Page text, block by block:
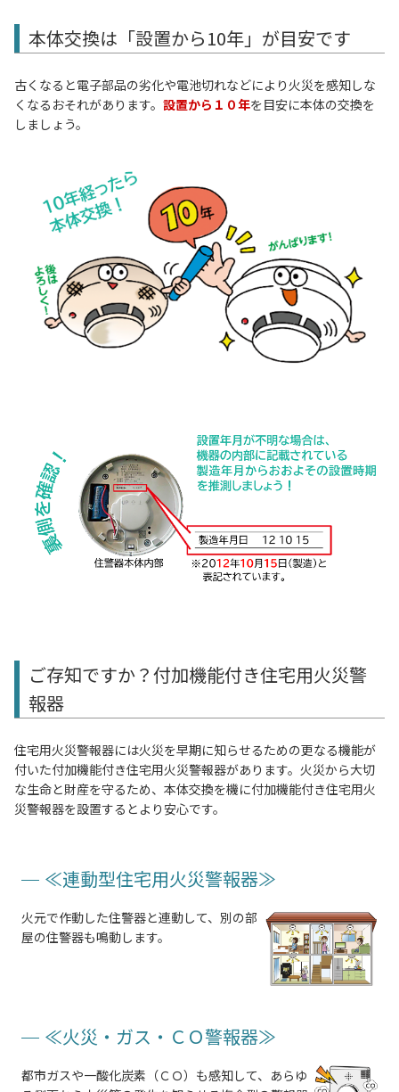
本体交換は「設置から10年」が目安です
古くなると電子部品の劣化や電池切れなどにより火災を感知しな
くなるおそれがあります。 設置から１０年を目安に本体の交換を
しましょう。
ご存知ですか？付加機能付き住宅用火災警
報器
住宅用火災警報器には火災を早期に知らせるための更なる機能が
付いた付加機能付き住宅用火災警報器があります。火災から大切
な生命と財産を守るため、本体交換を機に付加機能付き住宅用火
災警報器を設置するとより安心です。
≪連動型住宅用火災警報器≫
火元で作動した住警器と連動して、別の部
屋の住警器も鳴動します。
≪火災・ガス・ＣＯ警報器≫
都市ガスや一酸化炭素（ＣＯ）も感知して、あらゆ